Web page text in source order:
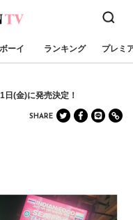
ーイ ランキング プレミ
(金)に発売決定！
SHARE